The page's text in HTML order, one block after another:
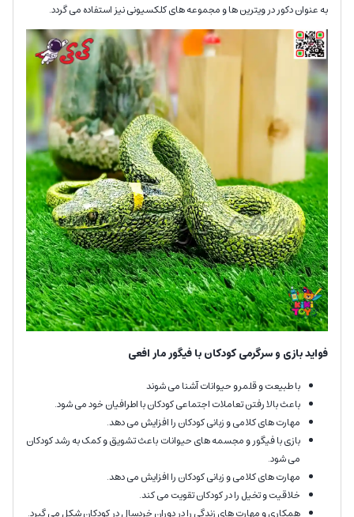
به عنوان دکور در ویترین ها و مجموعه های کلکسیونی نیز استفاده می گردد.
فواید بازی و سرگرمی کودکان با فیگور مار افعی
با طبیعت و قلمرو حیوانات آشنا می شوند
باعث بالا رفتن تعاملات اجتماعی کودکان با اطرافیان خود می شود.
مهارت های کلامی و زبانی کودکان را افزایش می دهد.
بازی با فیگور و مجسمه های حیوانات باعث تشویق و کمک به رشد کودکان
می شود.
مهارت های کلامی و زبانی کودکان را افزایش می دهد.
خلاقیت و تخیل را در کودکان تقویت می کند.
همکاری و مهارت های زندگی را در دوران خردسال در کودکان شکل می گیرد.